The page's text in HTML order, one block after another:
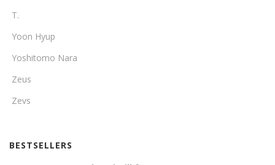
T.
Yoon Hyup
Yoshitomo Nara
Zeus
Zevs
BESTSELLERS